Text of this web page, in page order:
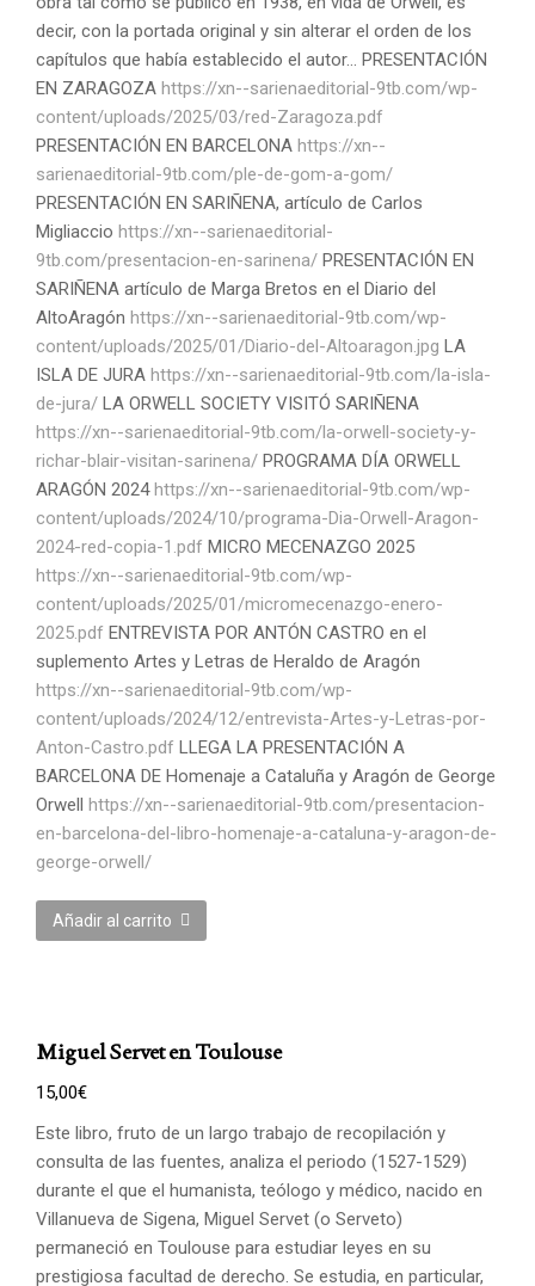
decir, con la portada original y sin alterar el orden de los
capítulos que había establecido el autor... PRESENTACIÓN
EN ZARAGOZA https://xn--sarienaeditorial-9tb.com/wp-
content/uploads/2025/03/red-Zaragoza.pdf
PRESENTACIÓN EN BARCELONA https://xn--
sarienaeditorial-9tb.com/ple-de-gom-a-gom/
PRESENTACIÓN EN SARIÑENA, artículo de Carlos
Migliaccio https://xn--sarienaeditorial-
9tb.com/presentacion-en-sarinena/ PRESENTACIÓN EN
SARIÑENA artículo de Marga Bretos en el Diario del
AltoAragón https://xn--sarienaeditorial-9tb.com/wp-
content/uploads/2025/01/Diario-del-Altoaragon.jpg LA
ISLA DE JURA https://xn--sarienaeditorial-9tb.com/la-isla-
de-jura/ LA ORWELL SOCIETY VISITÓ SARIÑENA
https://xn--sarienaeditorial-9tb.com/la-orwell-society-y-
richar-blair-visitan-sarinena/ PROGRAMA DÍA ORWELL
ARAGÓN 2024https://xn--sarienaeditorial-9tb.com/wp-
content/uploads/2024/10/programa-Dia-Orwell-Aragon-
2024-red-copia-1.pdf MICRO MECENAZGO 2025
https://xn--sarienaeditorial-9tb.com/wp-
content/uploads/2025/01/micromecenazgo-enero-
2025.pdf ENTREVISTA POR ANTÓN CASTRO en el
suplemento Artes y Letras de Heraldo de Aragón
https://xn--sarienaeditorial-9tb.com/wp-
content/uploads/2024/12/entrevista-Artes-y-Letras-por-
Anton-Castro.pdf LLEGA LA PRESENTACIÓN A
BARCELONA DE Homenaje a Cataluña y Aragón de George
Orwell https://xn--sarienaeditorial-9tb.com/presentacion-
en-barcelona-del-libro-homenaje-a-cataluna-y-aragon-de-
george-orwell/
Añadir al carrito
Miguel Servet en Toulouse
15,00€
Este libro, fruto de un largo trabajo de recopilación y
consulta de las fuentes, analiza el periodo (1527-1529)
durante el que el humanista, teólogo y médico, nacido en
Villanueva de Sigena, Miguel Servet (o Serveto)
permaneció en Toulouse para estudiar leyes en su
prestigiosa facultad de derecho. Se estudia, en particular,